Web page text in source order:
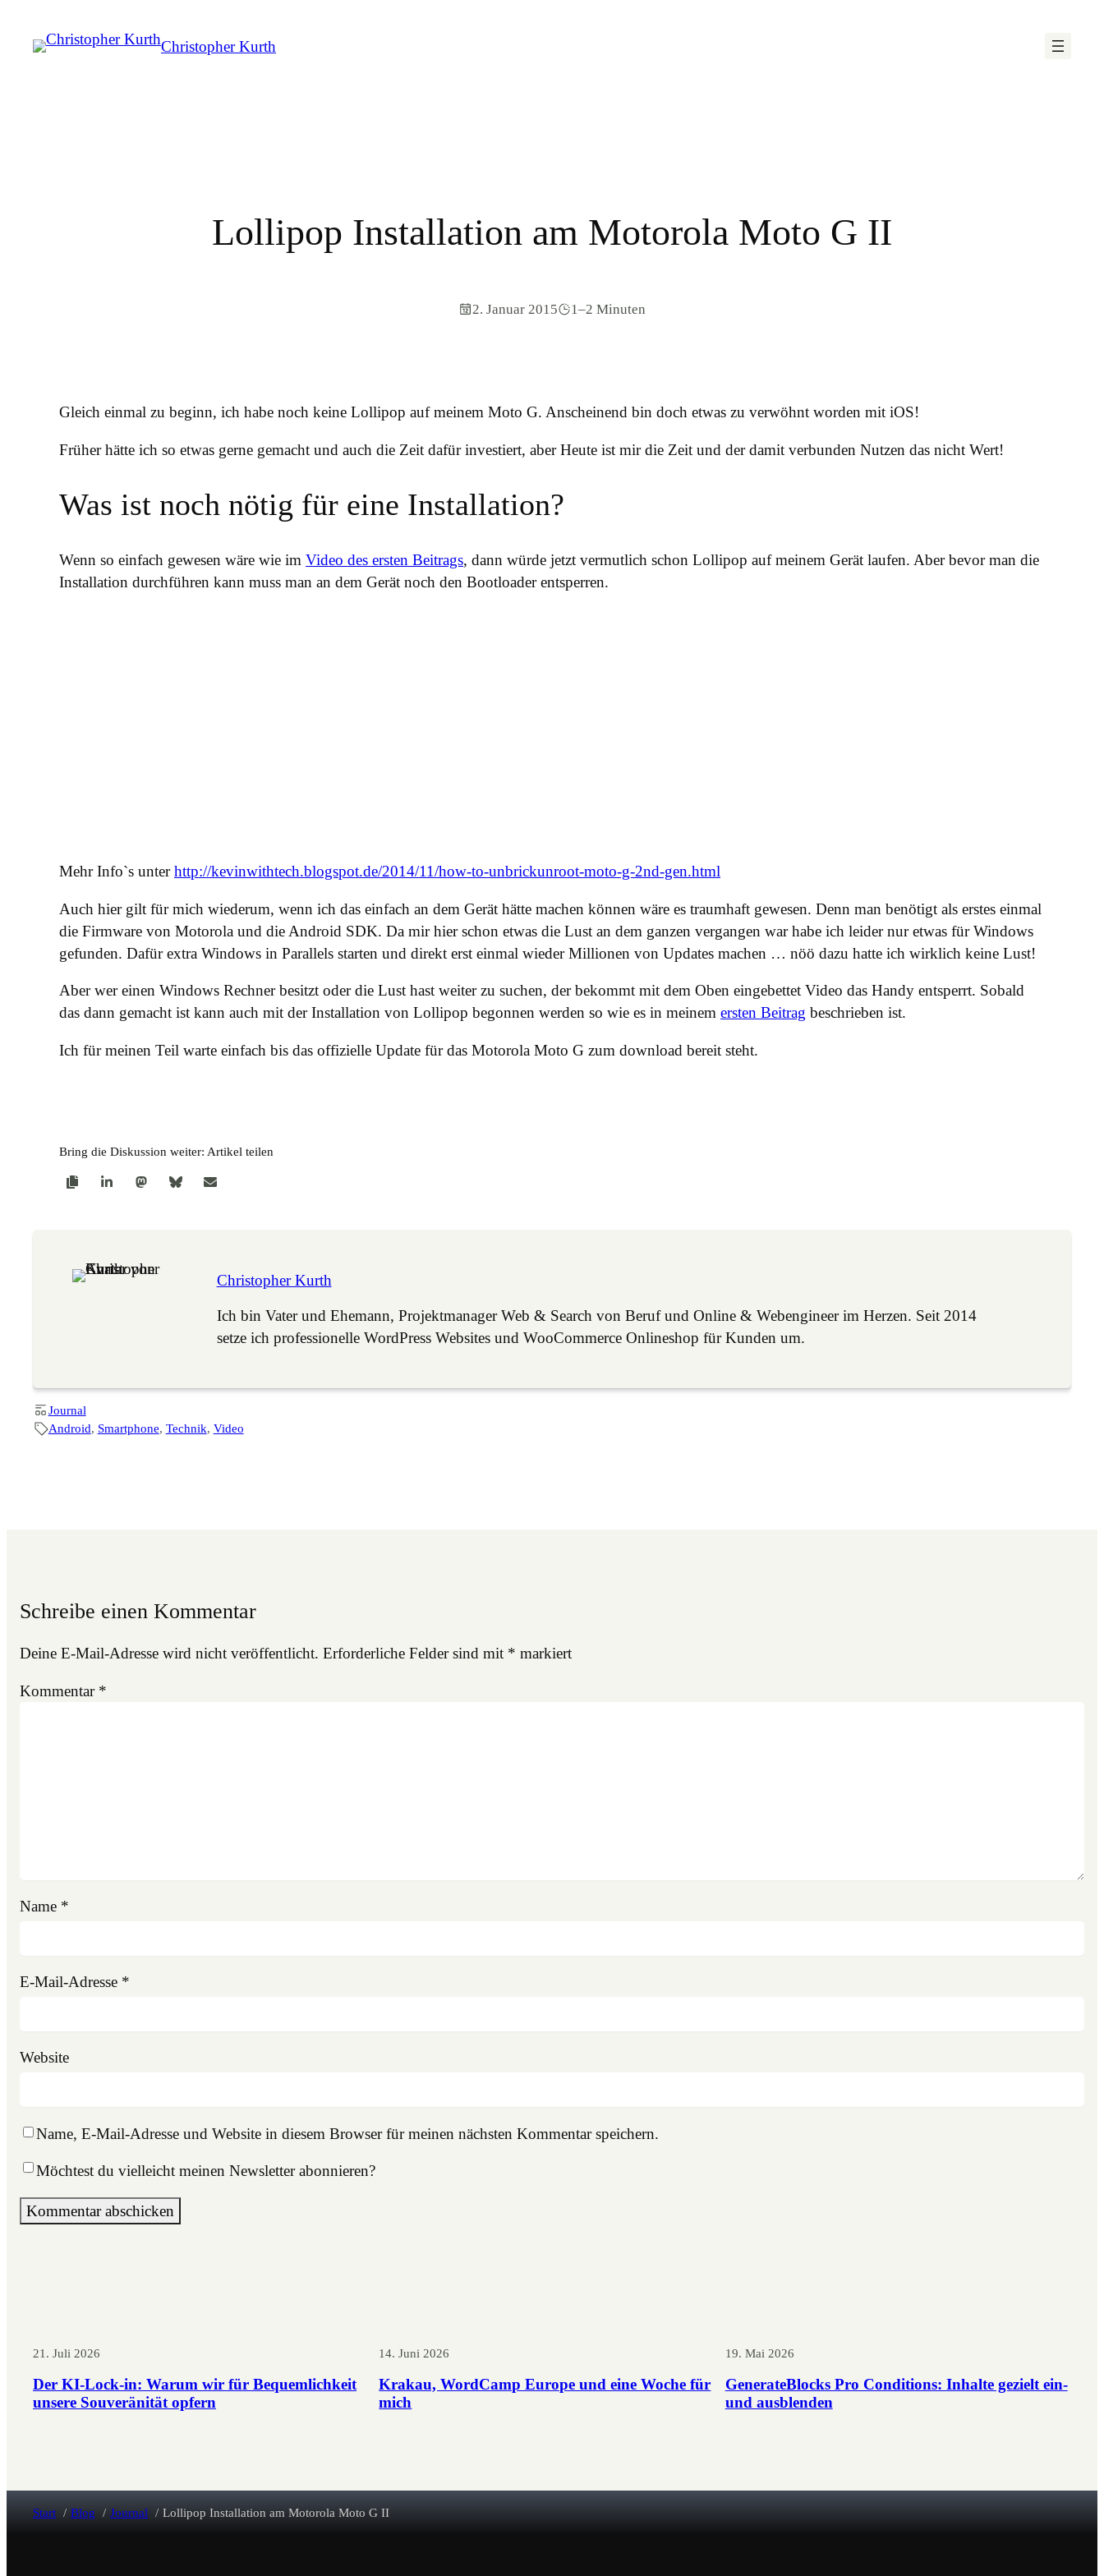
Christopher Kurth
Lollipop Installation am Motorola Moto G II
2. Januar 2015 1–2 Minuten
Gleich einmal zu beginn, ich habe noch keine Lollipop auf meinem Moto G. Anscheinend bin doch etwas zu verwöhnt worden mit iOS!
Früher hätte ich so etwas gerne gemacht und auch die Zeit dafür investiert, aber Heute ist mir die Zeit und der damit verbunden Nutzen das nicht Wert!
Was ist noch nötig für eine Installation?
Wenn so einfach gewesen wäre wie im Video des ersten Beitrags, dann würde jetzt vermutlich schon Lollipop auf meinem Gerät laufen. Aber bevor man die
Installation durchführen kann muss man an dem Gerät noch den Bootloader entsperren.
Mehr Info`s unterhttp://kevinwithtech.blogspot.de/2014/11/how-to-unbrickunroot-moto-g-2nd-gen.html
Auch hier gilt für mich wiederum, wenn ich das einfach an dem Gerät hätte machen können wäre es traumhaft gewesen. Denn man benötigt als erstes einmal
die Firmware von Motorola und die Android SDK. Da mir hier schon etwas die Lust an dem ganzen vergangen war habe ich leider nur etwas für Windows
gefunden. Dafür extra Windows in Parallels starten und direkt erst einmal wieder Millionen von Updates machen … nöö dazu hatte ich wirklich keine Lust!
Aber wer einen Windows Rechner besitzt oder die Lust hast weiter zu suchen, der bekommt mit dem Oben eingebettet Video das Handy entsperrt. Sobald
das dann gemacht ist kann auch mit der Installation von Lollipop begonnen werden so wie es in meinem ersten Beitrag beschrieben ist.
Ich für meinen Teil warte einfach bis das offizielle Update für das Motorola Moto G zum download bereit steht.
Bring die Diskussion weiter: Artikel teilen
Christopher Kurth
Ich bin Vater und Ehemann, Projektmanager Web & Search von Beruf und Online & Webengineer im Herzen. Seit 2014
setze ich professionelle WordPress Websites und WooCommerce Onlineshop für Kunden um.
Journal
Android, Smartphone, Technik, Video
Schreibe einen Kommentar
Deine E-Mail-Adresse wird nicht veröffentlicht. Erforderliche Felder sind mit * markiert
Kommentar *
Name *
E-Mail-Adresse *
Website
Name, E-Mail-Adresse und Website in diesem Browser für meinen nächsten Kommentar speichern.
Möchtest du vielleicht meinen Newsletter abonnieren?
21. Juli 2026
Der KI-Lock-in: Warum wir für Bequemlichkeit
unsere Souveränität opfern
14. Juni 2026
Krakau, WordCamp Europe und eine Woche für
mich
19. Mai 2026
GenerateBlocks Pro Conditions: Inhalte gezielt ein-
und ausblenden
Start Blog Journal Lollipop Installation am Motorola Moto G II